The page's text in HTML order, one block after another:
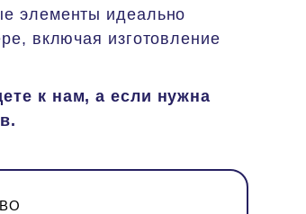
элементы идеально
включая изготовление
к нам, а если нужна